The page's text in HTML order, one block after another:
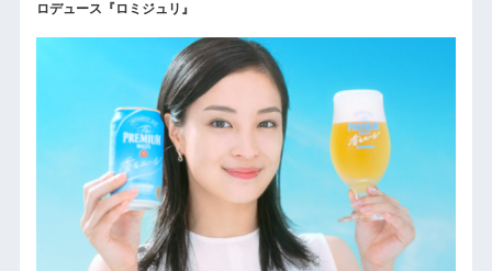
ロデュース『ロミジュリ』